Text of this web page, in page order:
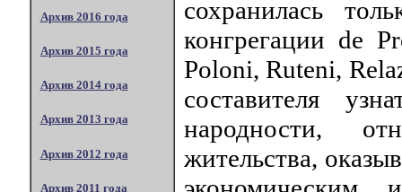
Архив 2016 года
Архив 2015 года
Архив 2014 года
Архив 2013 года
Архив 2012 года
Архив 2011 года
сохранилась
конгрегации de
Poloni, Ruteni,
составителя
народности,
жительства,